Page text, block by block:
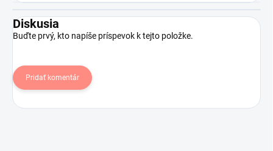
Diskusia
Buďte prvý, kto napíše príspevok k tejto položke.
Pridať komentár